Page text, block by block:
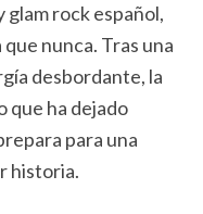
rock español,
nunca. Tras una
desbordante, la
que ha dejado
para una
historia.